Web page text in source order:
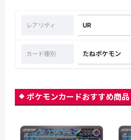
レアリティ UR
カード種別 たねポケモン
ポケモンカードおすすめ商品